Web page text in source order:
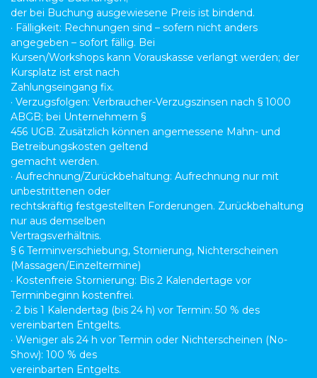
der bei Buchung ausgewiesene Preis ist bindend.
· Fälligkeit: Rechnungen sind – sofern nicht anders
angegeben – sofort fällig. Bei
Kursen/Workshops kann Vorauskasse verlangt werden; der
Kursplatz ist erst nach
Zahlungseingang fix.
· Verzugsfolgen: Verbraucher-Verzugszinsen nach § 1000
ABGB; bei Unternehmern §
456 UGB. Zusätzlich können angemessene Mahn- und
Betreibungskosten geltend
gemacht werden.
· Aufrechnung/Zurückbehaltung: Aufrechnung nur mit
unbestrittenen oder
rechtskräftig festgestellten Forderungen. Zurückbehaltung
nur aus demselben
Vertragsverhältnis.
§ 6 Terminverschiebung, Stornierung, Nichterscheinen
(Massagen/Einzeltermine)
· Kostenfreie Stornierung: Bis 2 Kalendertage vor
Terminbeginn kostenfrei.
· 2 bis 1 Kalendertag (bis 24 h) vor Termin: 50 % des
vereinbarten Entgelts.
· Weniger als 24 h vor Termin oder Nichterscheinen (No-
Show): 100 % des
vereinbarten Entgelts.